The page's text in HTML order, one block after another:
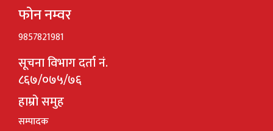
फोन नम्वर
9857821981
सूचना विभाग दर्ता नं.
८६७/०७५/७६
हाम्रो समुह
सम्पादक